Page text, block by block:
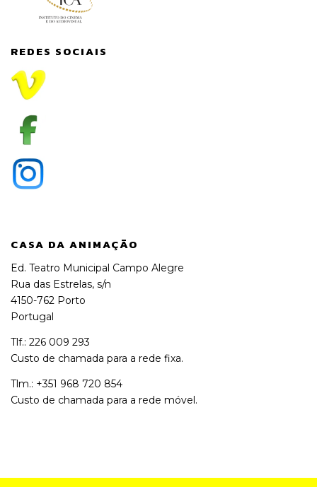
REDES SOCIAIS
CASA DA ANIMAÇÃO
Ed. Teatro Municipal Campo Alegre
Rua das Estrelas, s/n
4150-762 Porto
Portugal
Tlf.: 226 009 293
Custo de chamada para a rede fixa.
Tlm.: +351 968 720 854
Custo de chamada para a rede móvel.